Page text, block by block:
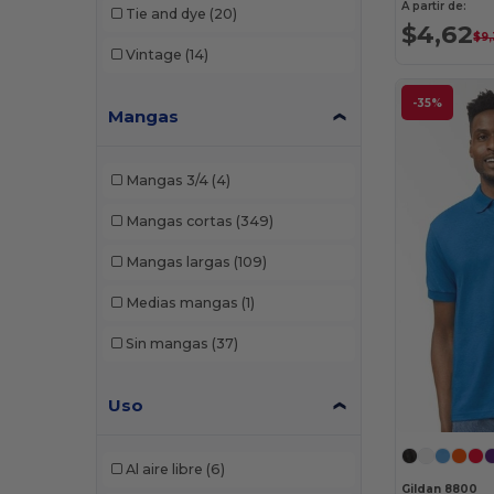
North End Sport Red
Original Favorites
Paragon
Port & Co (2)
(3)
Rabbit Skins (10)
Shaka Wear (1)
Tie and dye (20)
Vintage (14)
Mangas
Mangas 3/4 (4)
Mangas cortas (349)
Mangas largas (109)
Medias mangas (1)
Sin mangas (37)
Uso
Al aire libre (6)
A partir de:
$4,62
-35%
Gildan 8800